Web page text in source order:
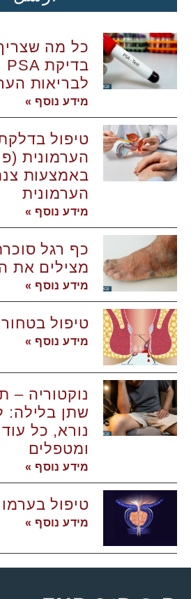
כל מה
לבריאות
מידע נוסף »
טיפול
הערמונית
באמצעות
הערמונית
מידע נוסף »
כף רגל
מצילים את
מידע נוסף »
טיפול
מידע נוסף »
נוקטוריה –
שתן בלילה:
נורא, כל
ומטפלים
מידע נוסף »
טיפול
מידע נוסף »